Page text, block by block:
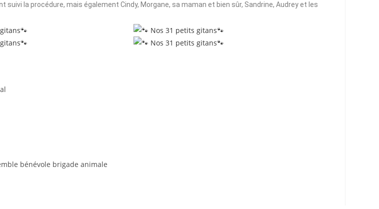
la procédure, mais également Cindy, Morgane, sa maman et bien sûr, Sandrine, Audrey et les